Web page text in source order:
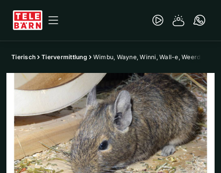
Tierisch Tiervermittlung Wimbu, Wayne, Winni, Wall-e, Weerd